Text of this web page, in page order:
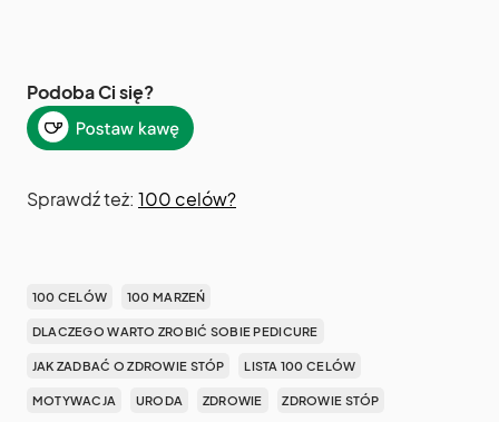
Podoba Ci się?
Sprawdź też: 100 celów?
100 CELÓW 100 MARZEŃ
DLACZEGO WARTO ZROBIĆ SOBIE PEDICURE
JAK ZADBAĆ O ZDROWIE STÓP LISTA 100 CELÓW
MOTYWACJA URODA ZDROWIE ZDROWIE STÓP